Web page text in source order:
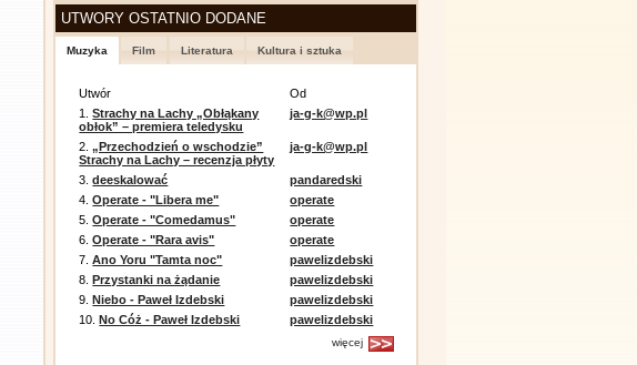
UTWORY OSTATNIO DODANE
Muzyka Film Literatura Kultura i sztuka
Utwór
Od
1.Strachy na Lachy „Obłąkany
obłok” – premiera teledysku
ja-g-k@wp.pl
2.„Przechodzień o wschodzie”
Strachy na Lachy – recenzja płyty
ja-g-k@wp.pl
3.deeskalować
pandaredski
4.Operate - "Libera me"
operate
5.Operate - "Comedamus"
operate
6.Operate - "Rara avis"
operate
7.Ano Yoru "Tamta noc"
pawelizdebski
8.Przystanki na żądanie
pawelizdebski
9.Niebo - Paweł Izdebski
pawelizdebski
10.No Cóż - Paweł Izdebski pawelizdebski
więcej